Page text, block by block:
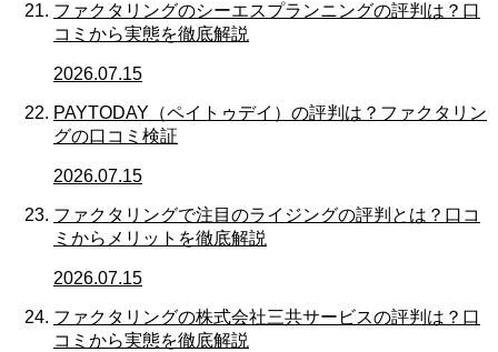
ファクタリングのシーエスプランニングの評判は？口
コミから実態を徹底解説
2026.07.15
PAYTODAY（ペイトゥデイ）の評判は？ファクタリン
グの口コミ検証
2026.07.15
ファクタリングで注目のライジングの評判とは？口コ
ミからメリットを徹底解説
2026.07.15
ファクタリングの株式会社三共サービスの評判は？口
コミから実態を徹底解説